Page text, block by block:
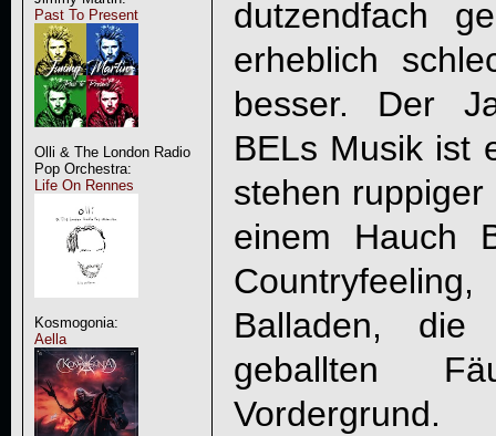
Past To Present
Olli & The London Radio
Pop Orchestra:
Life On Rennes
Kosmogonia:
Aella
dutzendfach
erheblich
besser. Der
BELs Musik ist
stehen
einem Hauch
Balladen, die
geballten
Vordergrund.